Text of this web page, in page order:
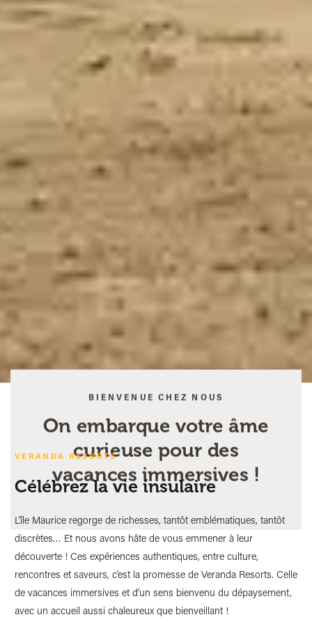
BIENVENUE CHEZ NOUS
On embarque votre âme
curieuse pour des
vacances immersives !
VERANDA RESORTS
Célébrez la vie insulaire
L’île Maurice regorge de richesses, tantôt emblématiques, tantôt
discrètes… Et nous avons hâte de vous emmener à leur
découverte ! Ces expériences authentiques, entre culture,
rencontres et saveurs, c’est la promesse de Veranda Resorts. Celle
de vacances immersives et d’un sens bienvenu du dépaysement,
avec un accueil aussi chaleureux que bienveillant !